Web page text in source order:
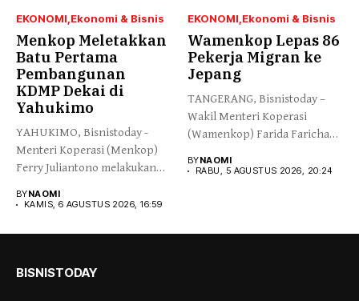
EKONOMI Ekonomi & Bisnis
Menkop Meletakkan
Batu Pertama
Pembangunan
KDMP Dekai di
Yahukimo
YAHUKIMO, Bisnistoday -
Menteri Koperasi (Menkop)
Ferry Juliantono melakukan
BYNAOMI
KAMIS, 6 AGUSTUS 2026, 16:59
EKONOMI Ekonomi & Bisnis
Wamenkop Lepas 86
Pekerja Migran ke
Jepang
TANGERANG, Bisnistoday –
Wakil Menteri Koperasi
(Wamenkop) Farida Farichah
BYNAOMI
RABU, 5 AGUSTUS 2026, 20:24
BISNISTODAY